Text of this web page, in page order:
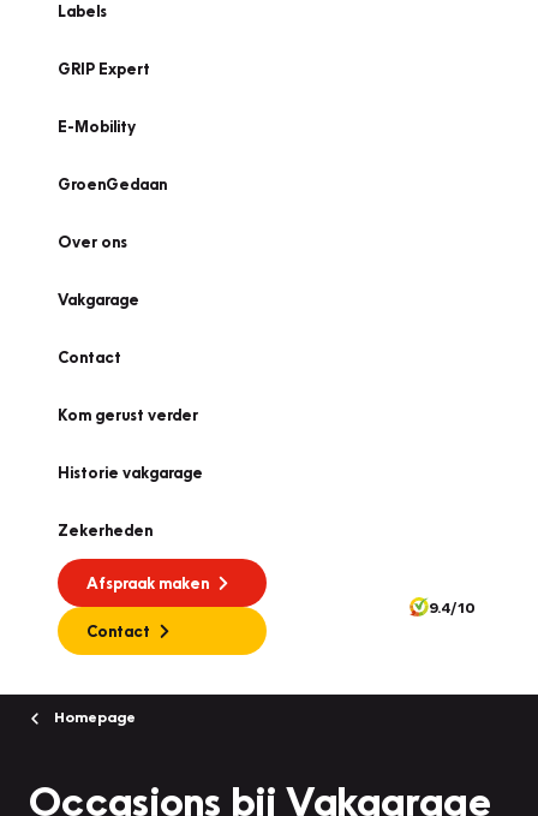
Labels
GRIP Expert
E-Mobility
GroenGedaan
Over ons
Vakgarage
Contact
Kom gerust verder
Historie vakgarage
Zekerheden
Afspraak maken
Contact
9.4/10
Homepage
Occasions bij Vakgarage